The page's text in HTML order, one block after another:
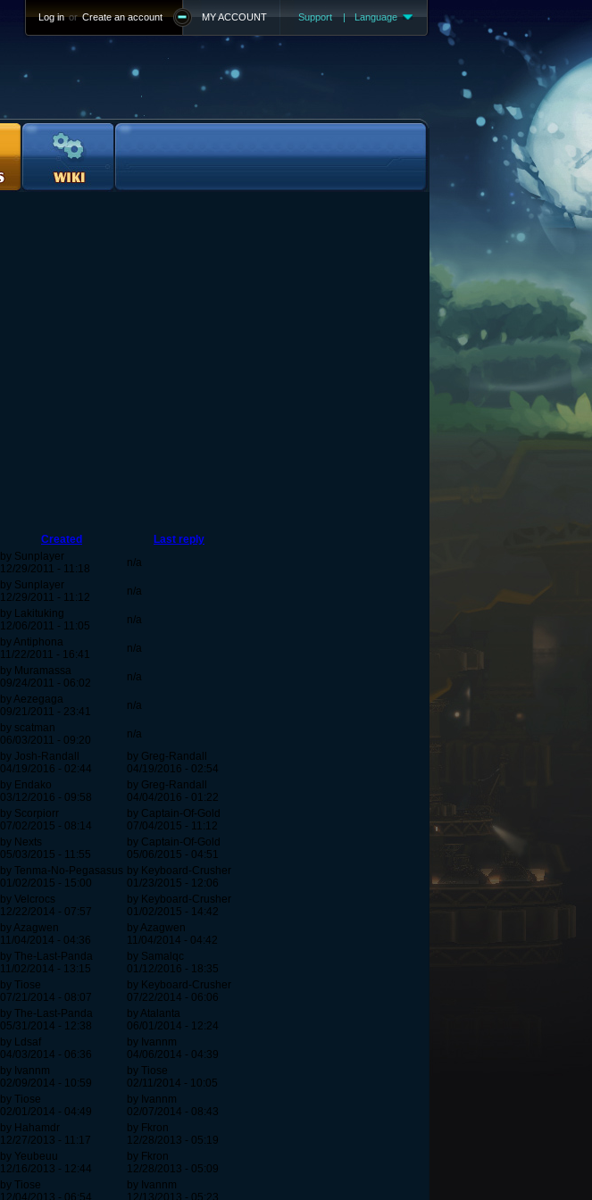
Support | Language
MY ACCOUNT
Log in or Create an account
Created
Last reply
by Sunplayer
12/29/2011 - 11:18
n/a
by Sunplayer
12/29/2011 - 11:12
n/a
by Lakituking
12/06/2011 - 11:05
n/a
by Antiphona
11/22/2011 - 16:41
n/a
by Muramassa
09/24/2011 - 06:02
n/a
by Aezegaga
09/21/2011 - 23:41
n/a
by scatman
06/03/2011 - 09:20
n/a
by Josh-Randall
04/19/2016 - 02:44
by Greg-Randall
04/19/2016 - 02:54
by Endako
03/12/2016 - 09:58
by Greg-Randall
04/04/2016 - 01:22
by Scorpiorr
07/02/2015 - 08:14
by Captain-Of-Gold
07/04/2015 - 11:12
by Nexts
05/03/2015 - 11:55
by Captain-Of-Gold
05/06/2015 - 04:51
by Tenma-No-Pegasasus
01/02/2015 - 15:00
by Keyboard-Crusher
01/23/2015 - 12:06
by Velcrocs
12/22/2014 - 07:57
by Keyboard-Crusher
01/02/2015 - 14:42
by Azagwen
11/04/2014 - 04:36
by Azagwen
11/04/2014 - 04:42
by The-Last-Panda
11/02/2014 - 13:15
by Samalqc
01/12/2016 - 18:35
by Tiose
07/21/2014 - 08:07
by Keyboard-Crusher
07/22/2014 - 06:06
by The-Last-Panda
05/31/2014 - 12:38
by Atalanta
06/01/2014 - 12:24
by Ldsaf
04/03/2014 - 06:36
by Ivannm
04/06/2014 - 04:39
by Ivannm
02/09/2014 - 10:59
by Tiose
02/11/2014 - 10:05
by Tiose
02/01/2014 - 04:49
by Ivannm
02/07/2014 - 08:43
by Hahamdr
12/27/2013 - 11:17
by Fkron
12/28/2013 - 05:19
by Yeubeuu
12/16/2013 - 12:44
by Fkron
12/28/2013 - 05:09
by Tiose
12/04/2013 - 06:54
by Ivannm
12/13/2013 - 05:23